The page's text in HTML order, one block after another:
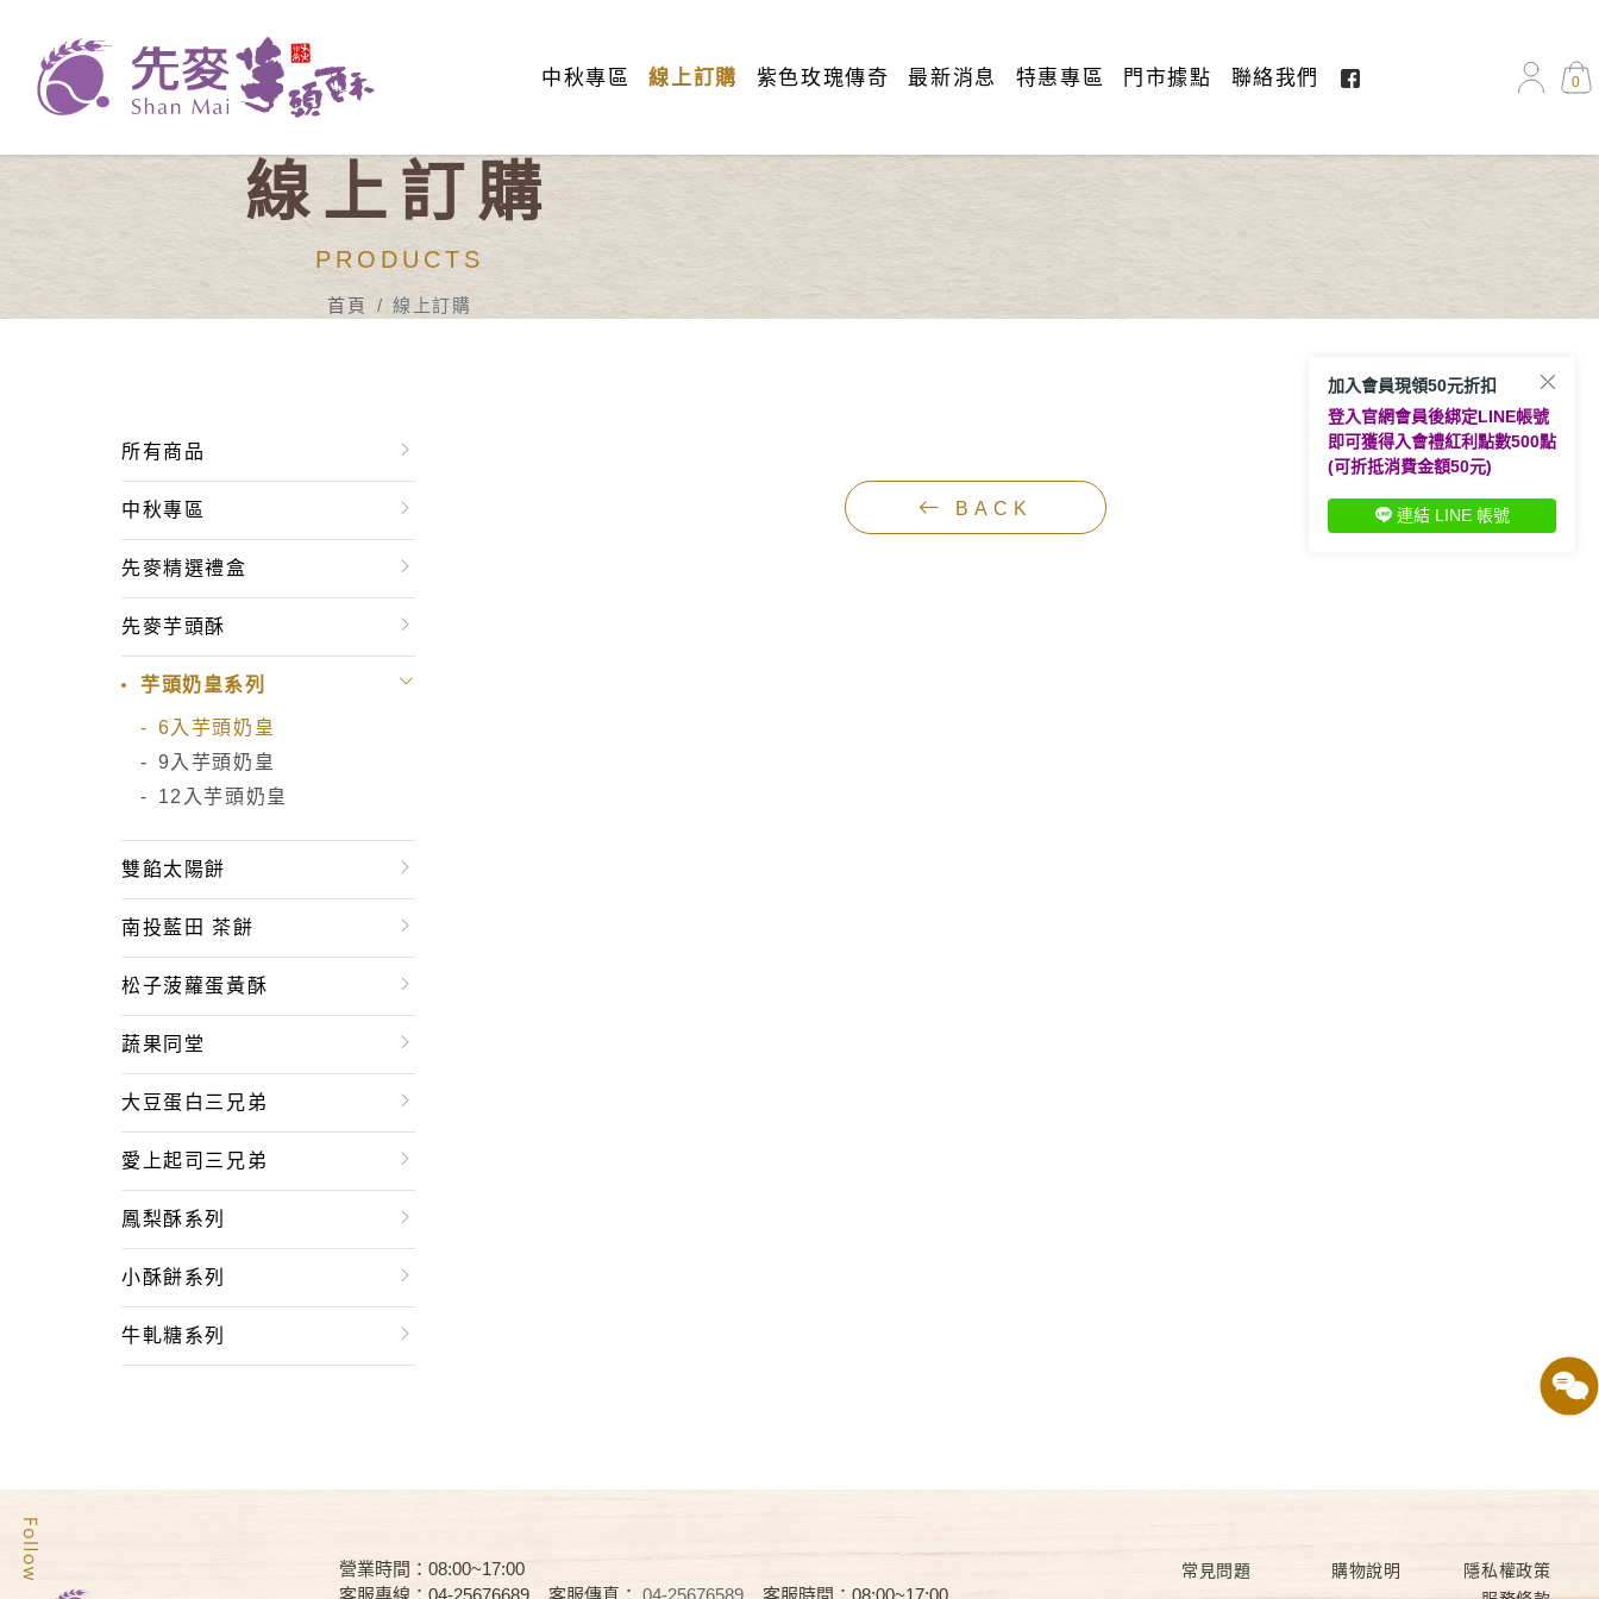
中秋專區 線上訂購 紫色玫瑰傳奇 最新消息 特惠專區 門市據點 聯絡我們 0
線上訂購
PRODUCTS
首頁 線上訂購
所有商品
中秋專區
先麥精選禮盒
先麥芋頭酥
芋頭奶皇系列
6入芋頭奶皇
9入芋頭奶皇
12入芋頭奶皇
雙餡太陽餅
南投藍田 茶餅
松子菠蘿蛋黃酥
蔬果同堂
大豆蛋白三兄弟
愛上起司三兄弟
鳳梨酥系列
小酥餅系列
牛軋糖系列
BACK
營業時間：08:00~17:00
客服專線：04-25676689
客服傳真：04-25676589 客服時間：08:00~17:00
常見問題 購物說明
隱私權政策
加入會員現領50元折扣
登入官網會員後綁定LINE帳號
即可獲得入會禮紅利點數500點
(可折抵消費金額50元)
連結 LINE 帳號